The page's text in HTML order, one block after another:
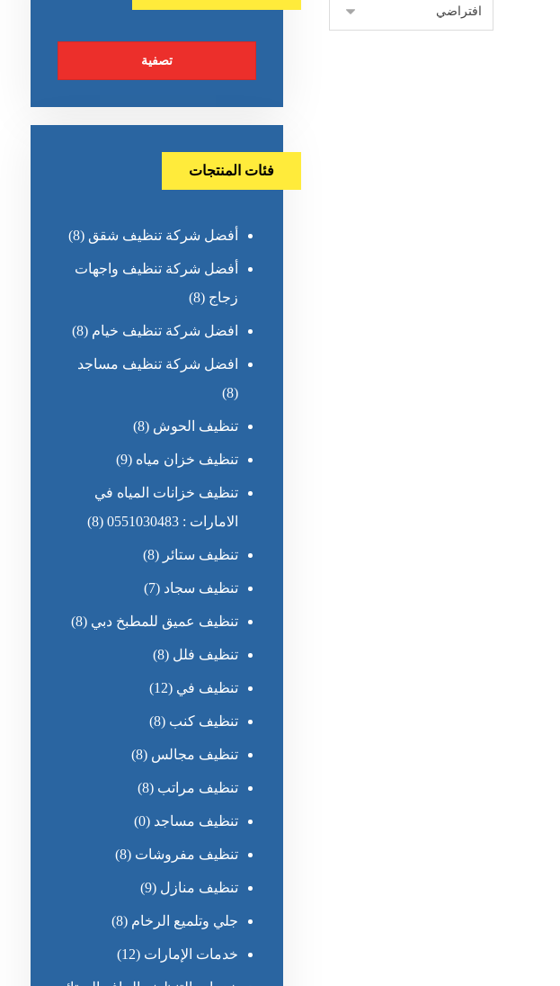
تصفية
فئات المنتجات
أفضل شركة تنظيف شقق (8)
أفضل شركة تنظيف واجهات
زجاج (8)
افضل شركة تنظيف خيام (8)
افضل شركة تنظيف مساجد
(8)
تنظيف الحوش (8)
تنظيف خزان مياه (9)
تنظيف خزانات المياه في
الامارات : 0551030483
(8)
تنظيف ستائر (8)
تنظيف سجاد (7)
تنظيف عميق للمطبخ دبي (8)
تنظيف فلل (8)
تنظيف في (12)
تنظيف كنب (8)
تنظيف مجالس (8)
تنظيف مراتب (8)
تنظيف مساجد (0)
تنظيف مفروشات (8)
تنظيف منازل (9)
جلي وتلميع الرخام (8)
خدمات الإمارات (12)